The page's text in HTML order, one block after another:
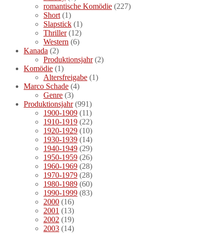
romantische Komödie (227)
Short (1)
Slapstick (1)
Thriller(12)
Western (6)
Kanada (2)
Produktionsjahr(2)
Komödie (1)
Altersfreigabe (1)
Marco Schade (4)
Genre (3)
Produktionsjahr(991)
1900-1909 (11)
1910-1919 (22)
1920-1929 (10)
1930-1939 (14)
1940-1949 (29)
1950-1959 (26)
1960-1969 (28)
1970-1979 (28)
1980-1989 (60)
1990-1999 (83)
2000 (16)
2001 (13)
2002 (19)
2003 (14)